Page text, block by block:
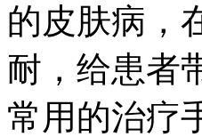
的皮肤病，
耐，给患者
常用的治疗